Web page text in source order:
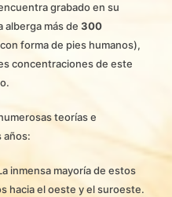
grabado en su
alberga más de 300
forma de pies humanos),
concentraciones de este
teorías e
años:
inmensa mayoría de estos
hacia el oeste y el suroeste.